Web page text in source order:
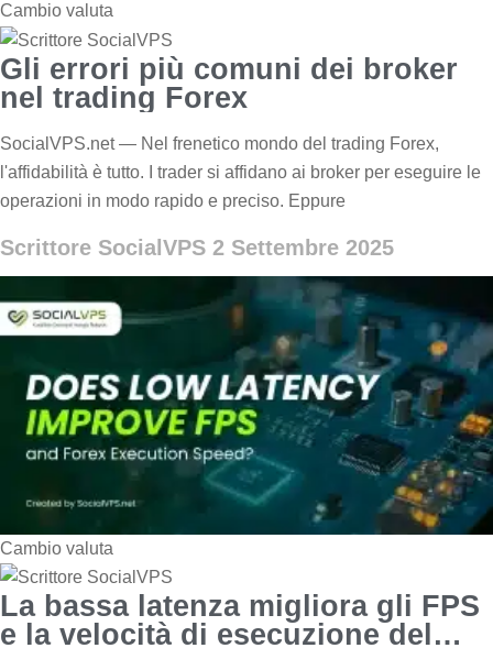
Cambio valuta
Gli errori più comuni dei broker
nel trading Forex
SocialVPS.net — Nel frenetico mondo del trading Forex,
l'affidabilità è tutto. I trader si affidano ai broker per eseguire le
operazioni in modo rapido e preciso. Eppure
Scrittore SocialVPS 2 Settembre 2025
Cambio valuta
La bassa latenza migliora gli FPS
e la velocità di esecuzione del